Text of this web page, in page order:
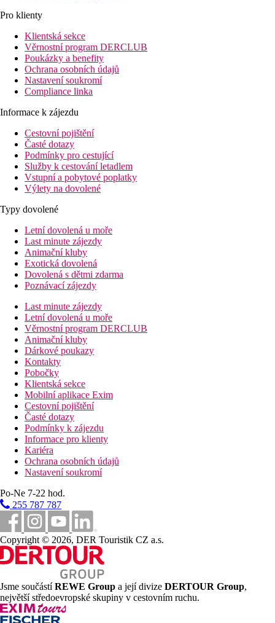
Pro klienty
Klientská sekce
Věrnostní program DERCLUB
Poukázky a benefity
Ochrana osobních údajů
Nastavení soukromí
Compliance linka
Informace k zájezdu
Cestovní pojištění
Časté dotazy
Podmínky pro cestující
Služby k cestování letadlem
Vstupní a pobytové poplatky
Výlety na dovolené
Typy dovolené
Letní dovolená u moře
Last minute zájezdy
Animační kluby
Exotická dovolená
Dovolená s dětmi zdarma
Poznávací zájezdy
Last minute zájezdy
Letní dovolená u moře
Věrnostní program DERCLUB
Animační kluby
Dárkové poukazy
Kontakty
Pobočky
Klientská sekce
Mobilní aplikace Exim
Cestovní pojištění
Časté dotazy
Podmínky k zájezdu
Informace pro klienty
Kariéra
Ochrana osobních údajů
Nastavení soukromí
Po-Ne 7-22 hod.
255 787 787
Copyright © 2026, DER Touristik CZ a.s.
Jsme součástíREWE Group a její divize DERTOUR Group,
největší středoevropské skupiny v cestovním ruchu.